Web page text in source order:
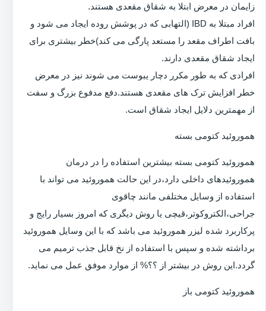
زایمان در معرض ابتلا به شقاق مقعدی هستند.
افراد مبتلا به IBD (التهابی که در پوشش روده ایجاد می شود و
بافت اطراف مقعد را مستعد پارگی می کند)خطر بیشتری برای
ایجاد شقاق مقعدی دارند.
افرادی که به طور مکرر دچار یبوست می شوند نیز در معرض
خطر افزایش ترک های مقعدی هستند.دفع مدفوع بزرگ و سفت
از مهمترین دلایل ایجاد شقاق است.
هموروئید کتومی بسته
هموروئید کتومی بسته بیشترین استفاده را در درمان
هموروئیدهای داخلی دارد،در این حالت هموروئید می تواند با
استفاده از وسایل مختلفی مانند چاقوی
جراحی،الکتروکوتر،قیچی یا روش دیگری که امروز بسیار رایج و
پرکاربرد شده لیزر هموروئید می باشد که با این وسایل هموروئید
برداشته شده و سپس با استفاده از نخ قابل جذب ترمیم می
گردد.این روش در بیشتر از ؟؟% از موارد موفق عمل می نماید.
هموروئید کتومی باز